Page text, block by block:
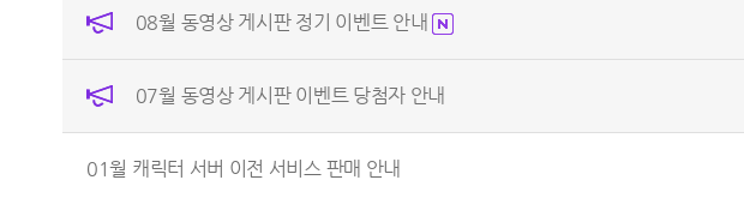
08월 동영상 게시판 정기 이벤트 안내
07월 동영상 게시판 이벤트 당첨자 안내
01월 캐릭터 서버 이전 서비스 판매 안내